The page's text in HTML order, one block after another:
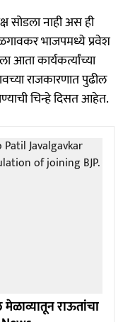
सोडला नाही अस ही
भाजपमध्ये प्रवेश
आता कार्यकर्त्यांच्या
राजकारणात पुढील
चिन्हे दिसत आहेत.
राऊतांचा